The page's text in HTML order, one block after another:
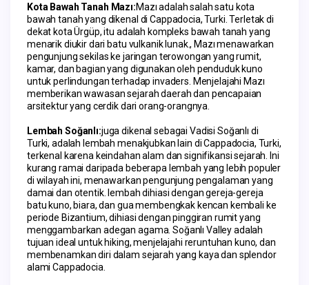
Kota Bawah Tanah Mazı:Mazı adalah salah satu kota
bawah tanah yang dikenal di Cappadocia, Turki. Terletak di
dekat kota Ürgüp, itu adalah kompleks bawah tanah yang
menarik diukir dari batu vulkanik lunak., Mazı menawarkan
pengunjung sekilas ke jaringan terowongan yang rumit,
kamar, dan bagian yang digunakan oleh penduduk kuno
untuk perlindungan terhadap invaders. Menjelajahi Mazı
memberikan wawasan sejarah daerah dan pencapaian
arsitektur yang cerdik dari orang-orangnya.
Lembah Soğanlı:juga dikenal sebagai Vadisi Soğanlı di
Turki, adalah lembah menakjubkan lain di Cappadocia, Turki,
terkenal karena keindahan alam dan signifikansi sejarah. Ini
kurang ramai daripada beberapa lembah yang lebih populer
di wilayah ini, menawarkan pengunjung pengalaman yang
damai dan otentik. lembah dihiasi dengan gereja-gereja
batu kuno, biara, dan gua membengkak kencan kembali ke
periode Bizantium, dihiasi dengan pinggiran rumit yang
menggambarkan adegan agama. Soğanlı Valley adalah
tujuan ideal untuk hiking, menjelajahi reruntuhan kuno, dan
membenamkan diri dalam sejarah yang kaya dan splendor
alami Cappadocia.